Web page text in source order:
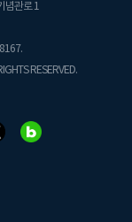
념관로 1
RESERVED.